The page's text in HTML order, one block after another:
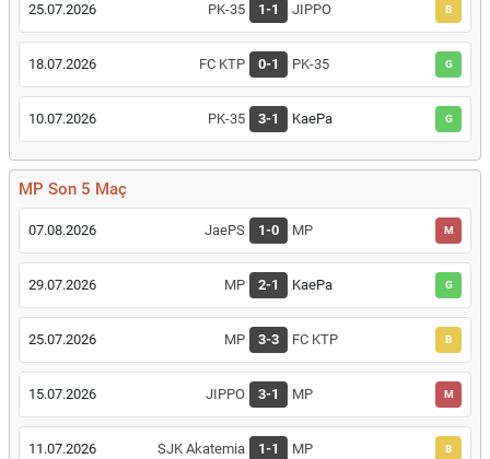
25.07.2026 PK-35 1-1 JIPPO B
18.07.2026 FC KTP 0-1 PK-35 G
10.07.2026 PK-35 3-1 KaePa G
MP Son 5 Maç
07.08.2026 JaePS 1-0 MP M
29.07.2026 MP 2-1 KaePa G
25.07.2026 MP 3-3 FC KTP B
15.07.2026 JIPPO 3-1 MP M
11.07.2026 SJK Akatemia 1-1 MP B